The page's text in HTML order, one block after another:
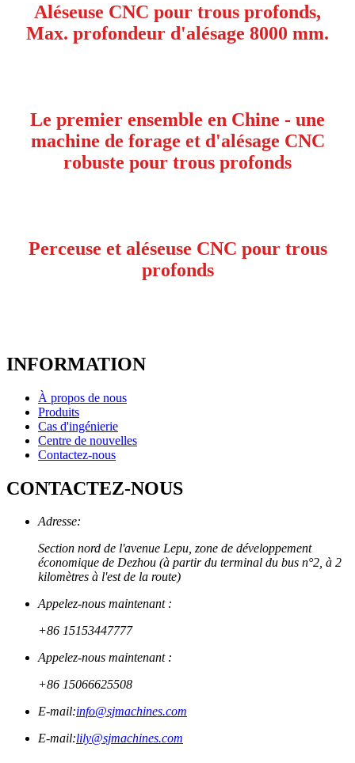
Aléseuse CNC pour trous profonds,
Max. profondeur d'alésage 8000 mm.
Le premier ensemble en Chine - une
machine de forage et d'alésage CNC
robuste pour trous profonds
Perceuse et aléseuse CNC pour trous
profonds
INFORMATION
À propos de nous
Produits
Cas d'ingénierie
Centre de nouvelles
Contactez-nous
CONTACTEZ-NOUS
Adresse:
Section nord de l'avenue Lepu, zone de développement
économique de Dezhou (à partir du terminal du bus n°2, à 2
kilomètres à l'est de la route)
Appelez-nous maintenant :
+86 15153447777
Appelez-nous maintenant :
+86 15066625508
E-mail:info@sjmachines.com
E-mail:lily@sjmachines.com